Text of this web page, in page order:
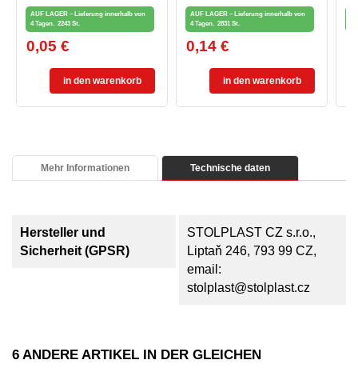
100MM X 1MM
AUF LAGER – Lieferung innerhalb von
4 Tagen. 2243 St.
Preis
0,05 €
in den warenkorb
100MM X 5MM
AUF LAGER – Lieferung innerhalb von
4 Tagen. 2831 St.
Preis
0,14 €
in den warenkorb
Mehr Informationen Technische daten
Hersteller und
Sicherheit (GPSR)
STOLPLAST CZ s.r.o.,
Liptaň 246, 793 99 CZ,
email:
stolplast@stolplast.cz
6 ANDERE ARTIKEL IN DER GLEICHEN